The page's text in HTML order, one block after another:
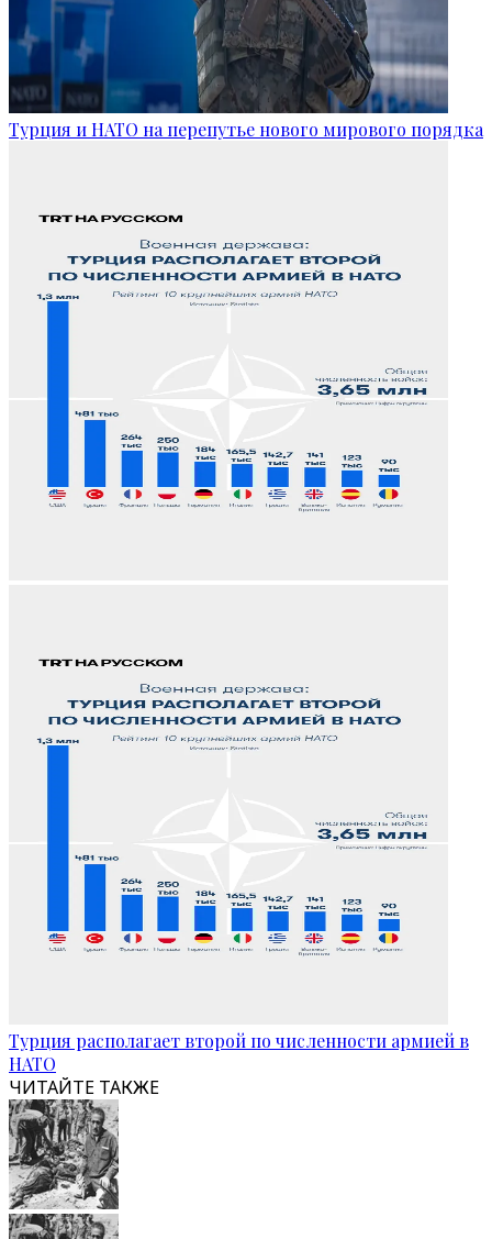
Турция и НАТО на перепутье нового мирового порядка
Турция располагает второй по численности армией в
НАТО
ЧИТАЙТЕ ТАКЖЕ